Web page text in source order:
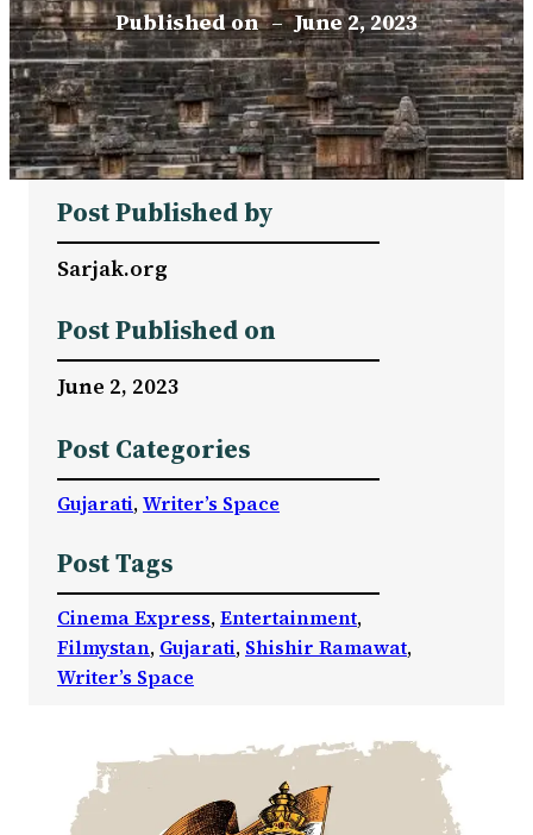
Published on – June 2, 2023
Post Published by
Sarjak.org
Post Published on
June 2, 2023
Post Categories
Gujarati, Writer’s Space
Post Tags
Cinema Express, Entertainment
Filmystan, Gujarati, Shishir Ramawat
Writer’s Space